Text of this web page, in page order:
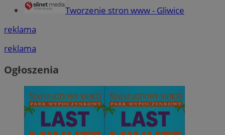
Tworzenie stron www - Gliwice
reklama
reklama
Ogłoszenia